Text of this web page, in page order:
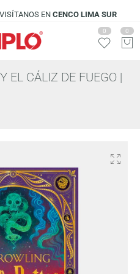
CENCO LIMA SUR
0 0
EL CÁLIZ DE FUEGO |